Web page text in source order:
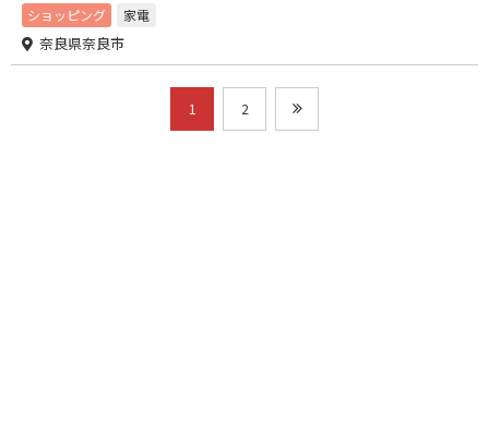
ショッピング 家電
奈良県奈良市
1 2